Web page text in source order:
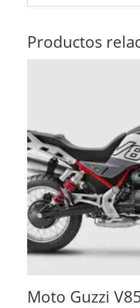
Productos
Moto Guzzi